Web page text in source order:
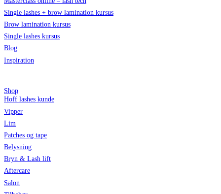
Single lashes + brow lamination kursus
Brow lamination kursus
Single lashes kursus
Blog
Inspiration
Shop
Hoff lashes kunde
Vipper
Lim
Patches og tape
Belysning
Bryn & Lash lift
Aftercare
Salon